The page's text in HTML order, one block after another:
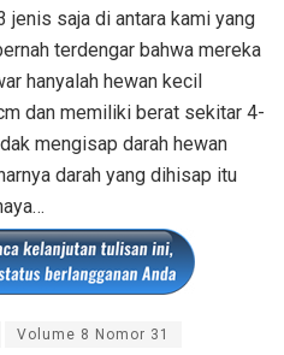
jenis saja di antara kami yang
terdengar bahwa mereka
hanyalah hewan kecil
dan memiliki berat sekitar 4-
mengisap darah hewan
darah yang dihisap itu
Volume 8 Nomor 31